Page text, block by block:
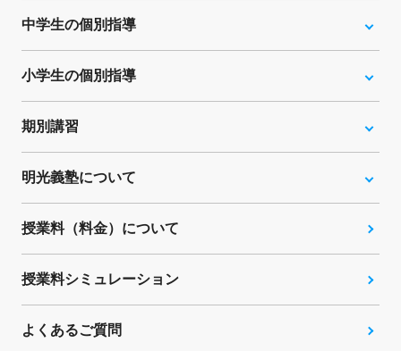
中学生の個別指導
小学生の個別指導
期別講習
明光義塾について
授業料（料金）について
授業料シミュレーション
よくあるご質問